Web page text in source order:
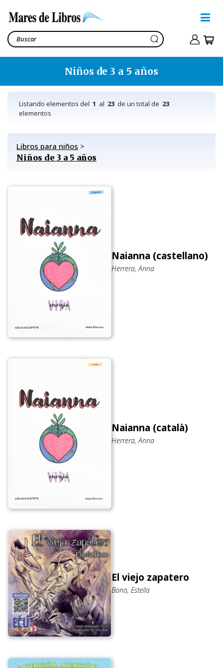
Niños de 3 a 5 años
Listando elementos del 1 al 23 de un total de 23
elementos
Libros para niños >
Niños de 3 a 5 años
Naianna (castellano)
Herrera, Anna
Naianna (català)
Herrera, Anna
El viejo zapatero
Bono, Estella